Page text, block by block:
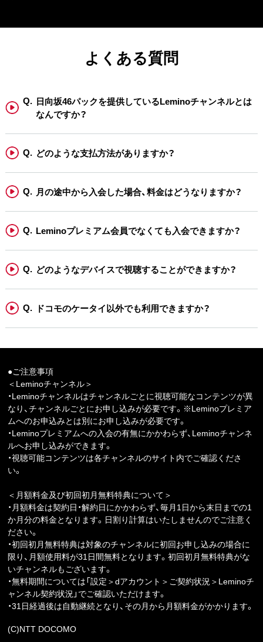
よくある質問
日向坂46パックを提供しているLeminoチャンネルとは
なんですか？
どのような支払方法がありますか？
月の途中から入会した場合、料金はどうなりますか？
Leminoプレミアム会員でなくても入会できますか？
どのようなデバイスで視聴することができますか？
ドコモのケータイ以外でも利用できますか？
●ご注意事項
＜Leminoチャンネル＞
・Leminoチャンネルはチャンネルごとに視聴可能なコンテンツが異
なり、チャンネルごとにお申し込みが必要です。※Leminoプレミア
ムへのお申込みとは別にお申し込みが必要です。
・Leminoプレミアムへの入会の有無にかかわらず、Leminoチャンネ
ルへお申し込みができます。
・視聴可能コンテンツは各チャンネルのサイト内でご確認くださ
い。
＜月額料金及び初回初月無料特典について＞
・月額料金は契約日・解約日にかかわらず、毎月1日から末日までの1
か月分の料金となります。日割り計算はいたしませんのでご注意く
ださい。
・初回初月無料特典は対象のチャンネルに初回お申し込みの場合に
限り、月額使用料が31日間無料となります。初回初月無料特典がな
いチャンネルもございます。
・無料期間については「設定＞dアカウント＞ご契約状況＞Leminoチ
ャンネル契約状況」でご確認いただけます。
・31日経過後は自動継続となり、その月から月額料金がかかります。
(C)NTT DOCOMO